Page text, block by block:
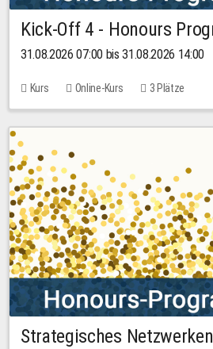
Kick-Off 4 - Honours
31.08.2026 07:00 bis 31.08.2026 14:00
Kurs Online-Kurs 3 Plätze
Strategisches Netzwerken